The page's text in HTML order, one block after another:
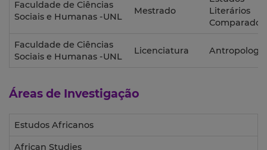
Faculdade de Ciências
Sociais e Humanas -UNL
Mestrado
Literários
Comparados
Faculdade de Ciências
Sociais e Humanas -UNL
Licenciatura Antropologia
Áreas de Investigação
Estudos Africanos
African Studies